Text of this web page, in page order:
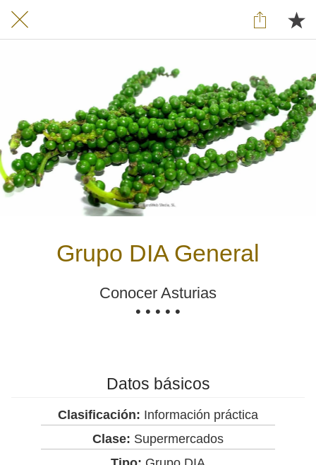
Grupo DIA General
Conocer Asturias
• • • • •
Datos básicos
Clasificación: Información práctica
Clase: Supermercados